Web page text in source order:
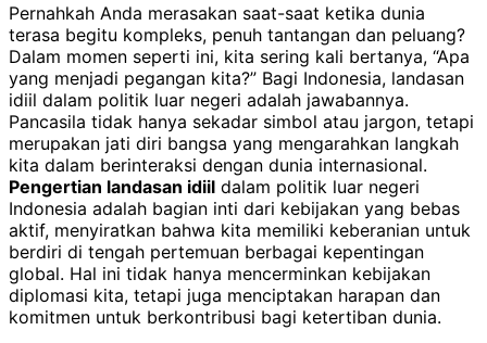
Pernahkah Anda merasakan saat-saat ketika dunia
terasa begitu kompleks, penuh tantangan dan peluang?
Dalam momen seperti ini, kita sering kali bertanya, “Apa
yang menjadi pegangan kita?” Bagi Indonesia, landasan
idiil dalam politik luar negeri adalah jawabannya.
Pancasila tidak hanya sekadar simbol atau jargon, tetapi
merupakan jati diri bangsa yang mengarahkan langkah
kita dalam berinteraksi dengan dunia internasional.
Pengertian landasan idiil dalam politik luar negeri
Indonesia adalah bagian inti dari kebijakan yang bebas
aktif, menyiratkan bahwa kita memiliki keberanian untuk
berdiri di tengah pertemuan berbagai kepentingan
global. Hal ini tidak hanya mencerminkan kebijakan
diplomasi kita, tetapi juga menciptakan harapan dan
komitmen untuk berkontribusi bagi ketertiban dunia.